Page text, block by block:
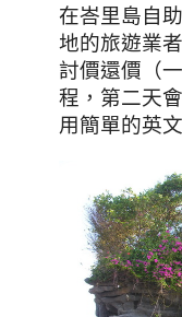
在峇里島自
地的旅遊業
討價還價（
程，第二天
用簡單的英